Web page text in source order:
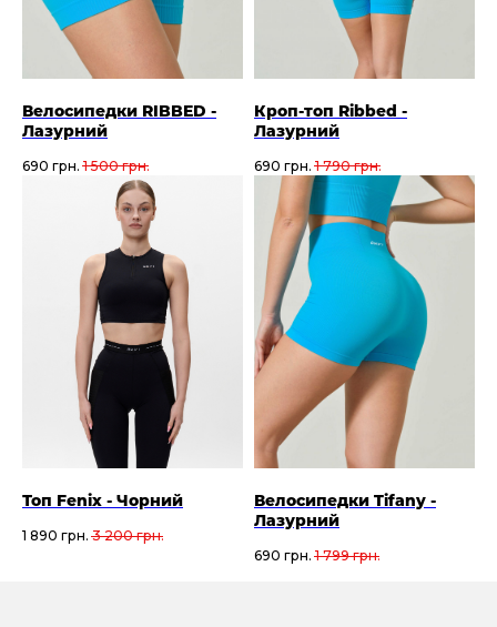
Велосипедки RIBBED -
Лазурний
690 грн. 1 500 грн.
Кроп-топ Ribbed -
Лазурний
690 грн. 1 790 грн.
Топ Fenix - Чорний
1 890 грн. 3 200 грн.
Велосипедки Tifany -
Лазурний
690 грн. 1 799 грн.